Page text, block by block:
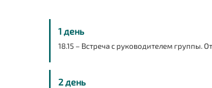
1 день
18.15 – Встреча с руководителем группы.
2 день